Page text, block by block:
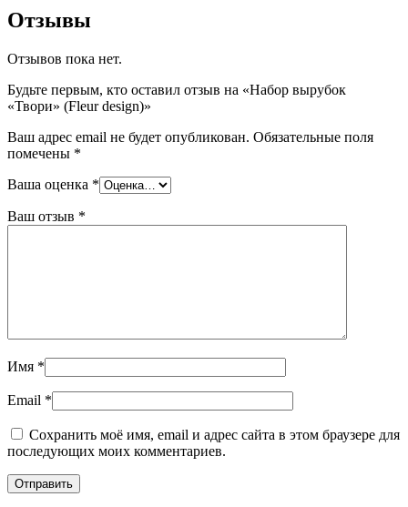
Отзывы
Отзывов пока нет.
Будьте первым, кто оставил отзыв на «Набор вырубок
«Твори» (Fleur design)»
Ваш адрес email не будет опубликован. Обязательные поля
помечены *
Ваша оценка *
Ваш отзыв *
Имя *
Email *
Сохранить моё имя, email и адрес сайта в этом браузере для
последующих моих комментариев.